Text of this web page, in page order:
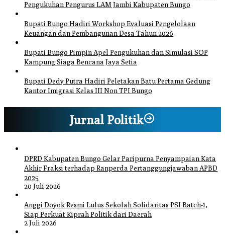
Pengukuhan Pengurus LAM Jambi Kabupaten Bungo
Bupati Bungo Hadiri Workshop Evaluasi Pengelolaan
Keuangan dan Pembangunan Desa Tahun 2026
Bupati Bungo Pimpin Apel Pengukuhan dan Simulasi SOP
Kampung Siaga Bencana Jaya Setia
Bupati Dedy Putra Hadiri Peletakan Batu Pertama Gedung
Kantor Imigrasi Kelas III Non TPI Bungo
Jurnal Politik
DPRD Kabupaten Bungo Gelar Paripurna Penyampaian Kata
Akhir Fraksi terhadap Ranperda Pertanggungjawaban APBD
2025
20 Juli 2026
Anggi Doyok Resmi Lulus Sekolah Solidaritas PSI Batch-1,
Siap Perkuat Kiprah Politik dari Daerah
2 Juli 2026